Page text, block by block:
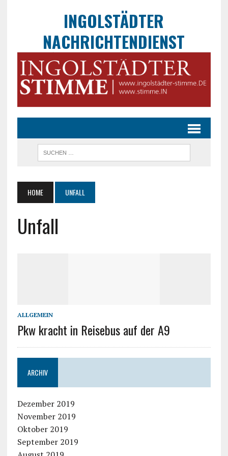
INGOLSTÄDTER
NACHRICHTENDIENST
HOME UNFALL
Unfall
ALLGEMEIN
Pkw kracht in Reisebus auf der A9
ARCHIV
Dezember 2019
November 2019
Oktober 2019
September 2019